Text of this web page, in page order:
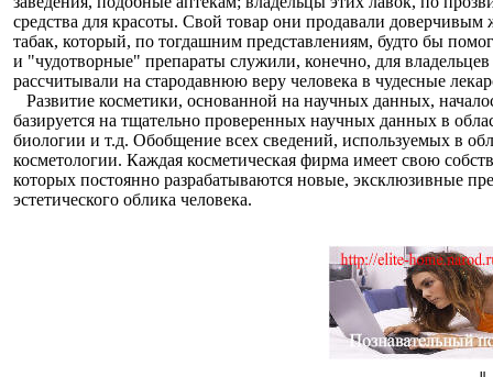
средства для красоты. Свой товар они продавали
табак, который, по тогдашним представлениям, будто бы
и "чудотворные" препараты служили, конечно, для
рассчитывали на стародавнюю веру человека в чудесные
Развитие косметики, основанной на научных данных,
базируется на тщательно проверенных научных данных в
биологии и т.д. Обобщение всех сведений, используемых в
косметологии. Каждая косметическая фирма имеет свою
которых постоянно разрабатываются новые, эксклюзивные
эстетического облика человека.